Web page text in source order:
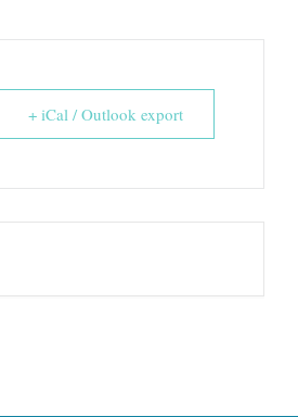
+ iCal / Outlook export